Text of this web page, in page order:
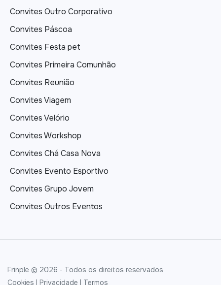
Convites Outro Corporativo
Convites Páscoa
Convites Festa pet
Convites Primeira Comunhão
Convites Reunião
Convites Viagem
Convites Velório
Convites Workshop
Convites Chá Casa Nova
Convites Evento Esportivo
Convites Grupo Jovem
Convites Outros Eventos
Frinple © 2026 - Todos os direitos reservados
Cookies | Privacidade | Termos